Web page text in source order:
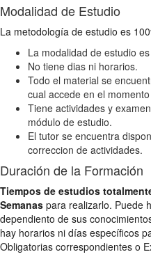
Modalidad de Estudio
La metodología de estudio es
La modalidad de estudio
No tiene dias ni horarios.
Todo el material se
cual accede en el
Tiene actividades y
módulo de estudio.
El tutor se encuentra
correccion de actividades.
Duración de la Formación
Tiempos de estudios
Semanas para realizarlo. Puede
dependiento de sus
hay horarios ni días específicos
Obligatorias correspondientes o